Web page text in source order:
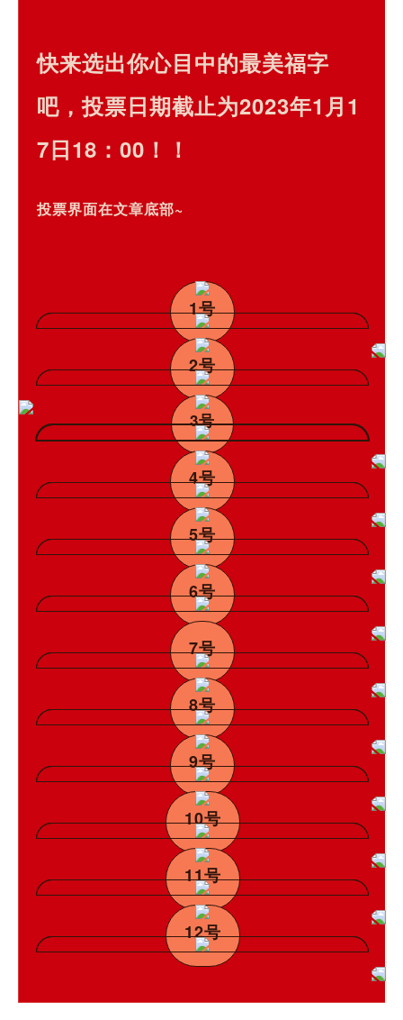
快来选出你心目中的最美福字
吧，投票日期截止为2023年1月1
7日18：00！！
投票界面在文章底部~
1号
2号
3号
4号
5号
6号
7号
8号
9号
10号
11号
12号